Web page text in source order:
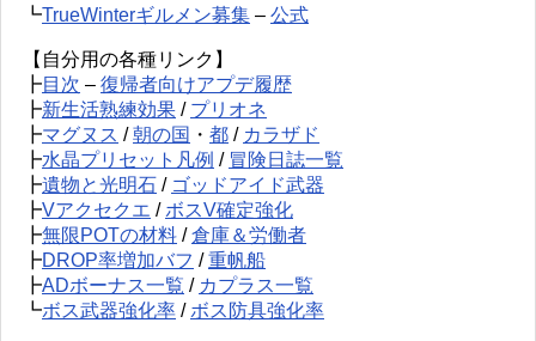
┗TrueWinterギルメン募集 – 公式
【自分用の各種リンク】
┣目次 – 復帰者向けアプデ履歴
┣新生活熟練効果 / プリオネ
┣マグヌス /朝の国 ・ 都 / カラザド
┣水晶プリセット凡例 / 冒険日誌一覧
┣遺物と光明石 / ゴッドアイド武器
┣Vアクセクエ / ボスV確定強化
┣無限POTの材料 /倉庫＆労働者
┣DROP率増加バフ /重帆船
┣ADボーナス一覧 / カプラス一覧
┗ボス武器強化率 / ボス防具強化率